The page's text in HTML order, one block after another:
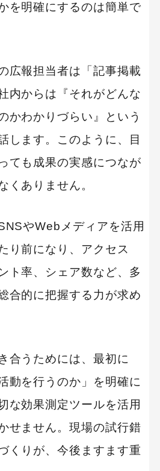
し、広報活動をさらに強化し
を明確にするのは簡単で
広報担当者は「記事掲載
内からは『それがどんな
かわかりづらい』という
します。このように、目
ても成果の実感につなが
くありません。
やWebメディアを活用
り前になり、アクセス
ト率、シェア数など、多
合的に把握する力が求め
合うためには、最初に
動を行うのか」を明確に
な効果測定ツールを活用
せません。現場の試行錯
くりが、今後ますます重